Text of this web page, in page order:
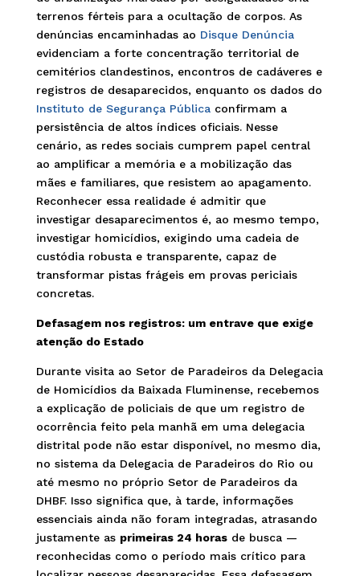
terrenos férteis para a ocultação de corpos. As
denúncias encaminhadas ao Disque Denúncia
evidenciam a forte concentração territorial de
cemitérios clandestinos, encontros de cadáveres e
registros de desaparecidos, enquanto os dados do
Instituto de Segurança Públicaconfirmam a
persistência de altos índices oficiais. Nesse
cenário, as redes sociais cumprem papel central
ao amplificar a memória e a mobilização das
mães e familiares, que resistem ao apagamento.
Reconhecer essa realidade é admitir que
investigar desaparecimentos é, ao mesmo tempo,
investigar homicídios, exigindo uma cadeia de
custódia robusta e transparente, capaz de
transformar pistas frágeis em provas periciais
concretas.
Defasagem nos registros: um entrave que exige
atenção do Estado
Durante visita ao Setor de Paradeiros da Delegacia
de Homicídios da Baixada Fluminense, recebemos
a explicação de policiais de que um registro de
ocorrência feito pela manhã em uma delegacia
distrital pode não estar disponível, no mesmo dia,
no sistema da Delegacia de Paradeiros do Rio ou
até mesmo no próprio Setor de Paradeiros da
DHBF. Isso significa que, à tarde, informações
essenciais ainda não foram integradas, atrasando
justamente as primeiras 24 horasde busca —
reconhecidas como o período mais crítico para